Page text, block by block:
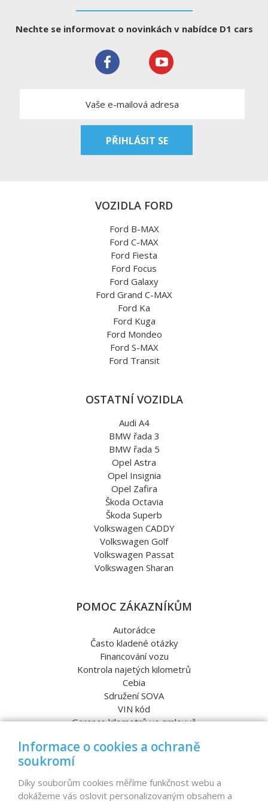
Nechte se informovat o novinkách v nabídce D1 cars
VOZIDLA FORD
Ford B-MAX
Ford C-MAX
Ford Fiesta
Ford Focus
Ford Galaxy
Ford Grand C-MAX
Ford Ka
Ford Kuga
Ford Mondeo
Ford S-MAX
Ford Transit
OSTATNÍ VOZIDLA
Audi A4
BMW řada 3
BMW řada 5
Opel Astra
Opel Insignia
Opel Zafira
Škoda Octavia
Škoda Superb
Volkswagen CADDY
Volkswagen Golf
Volkswagen Passat
Volkswagen Sharan
POMOC ZÁKAZNÍKŮM
Autorádce
Často kladené otázky
Financování vozu
Kontrola najetých kilometrů
Cebia
Sdružení SOVA
VIN kód
Garance kilometrů ve smlouvě
Nabídka vozů
Informace o cookies a ochraně
soukromí
Díky souborům cookies měříme funkčnost webu a
dokážeme vás oslovit personalizovaným obsahem a